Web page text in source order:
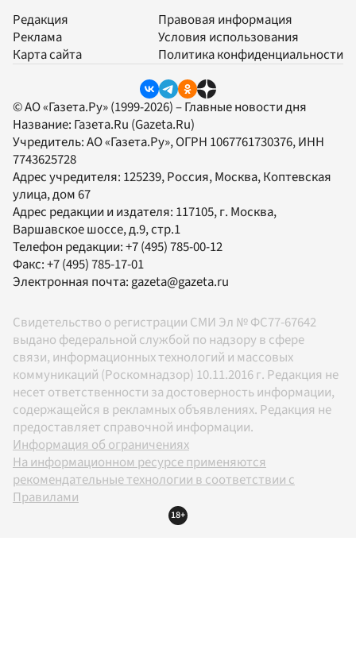
Редакция
Реклама
Карта сайта
Правовая информация
Условия использования
Политика конфиденциальности
© АО «Газета.Ру» (1999-2026) – Главные новости дня
Название: Газета.Ru (Gazeta.Ru)
Учредитель:АО «Газета.Ру», ОГРН 1067761730376, ИНН
7743625728
Адрес учредителя: 125239, Россия, Москва, Коптевская
улица, дом 67
Адрес редакции и издателя: 117105, г. Москва,
Варшавское шоссе, д.9, стр.1
Телефон редакции:+7 (495) 785-00-12
Факс:+7 (495) 785-17-01
Электронная почта:gazeta@gazeta.ru
Свидетельство о регистрации СМИ Эл № ФС77-67642
выдано федеральной службой по надзору в сфере
связи, информационных технологий и массовых
коммуникаций (Роскомнадзор) 10.11.2016 г. Редакция не
несет ответственности за достоверность информации,
содержащейся в рекламных объявлениях. Редакция не
предоставляет справочной информации.
Информация об ограничениях
На информационном ресурсе применяются
рекомендательные технологии в соответствии с
Правилами
18+